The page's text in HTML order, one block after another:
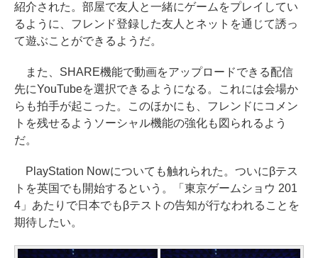
紹介された。部屋で友人と一緒にゲームをプレイしてい
るように、フレンド登録した友人とネットを通じて誘っ
て遊ぶことができるようだ。
また、SHARE機能で動画をアップロードできる配信
先にYouTubeを選択できるようになる。これには会場か
らも拍手が起こった。このほかにも、フレンドにコメン
トを残せるようソーシャル機能の強化も図られるよう
だ。
PlayStation Nowについても触れられた。ついにβテス
トを英国でも開始するという。「東京ゲームショウ 201
4」あたりで日本でもβテストの告知が行なわれることを
期待したい。